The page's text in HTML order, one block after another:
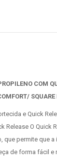
COM
SQUARE
e Quick
Release O Quick
que permite que a
de forma fácil e